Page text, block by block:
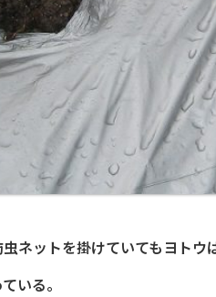
ネットを掛けていてもヨト
いる。